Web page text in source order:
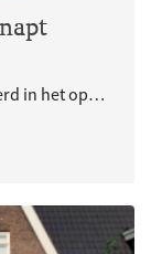
De gemeente heeft wijkbudget geïnvesteerd in het opknappen van het pleintje voor 't Hert.